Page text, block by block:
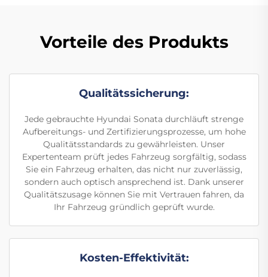
Vorteile des Produkts
Qualitätssicherung:
Jede gebrauchte Hyundai Sonata durchläuft strenge
Aufbereitungs- und Zertifizierungsprozesse, um hohe
Qualitätsstandards zu gewährleisten. Unser
Expertenteam prüft jedes Fahrzeug sorgfältig, sodass
Sie ein Fahrzeug erhalten, das nicht nur zuverlässig,
sondern auch optisch ansprechend ist. Dank unserer
Qualitätszusage können Sie mit Vertrauen fahren, da
Ihr Fahrzeug gründlich geprüft wurde.
Kosten-Effektivität: